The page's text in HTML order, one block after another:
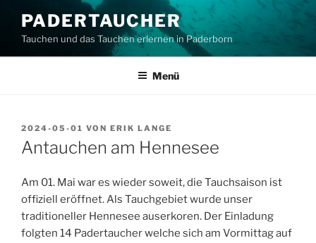
Inhalt
springen
PADERTAUCHER
Tauchen und das Tauchen erlernen in Paderborn
Menü
VERÖFFENTLICHT
AM
2024-05-01 VON ERIK LANGE
Antauchen am Hennesee
Am 01. Mai war es wieder soweit, die Tauchsaison ist
offiziell eröffnet. Als Tauchgebiet wurde unser
traditioneller Hennesee auserkoren. Der Einladung
folgten 14 Padertaucher welche sich am Vormittag auf